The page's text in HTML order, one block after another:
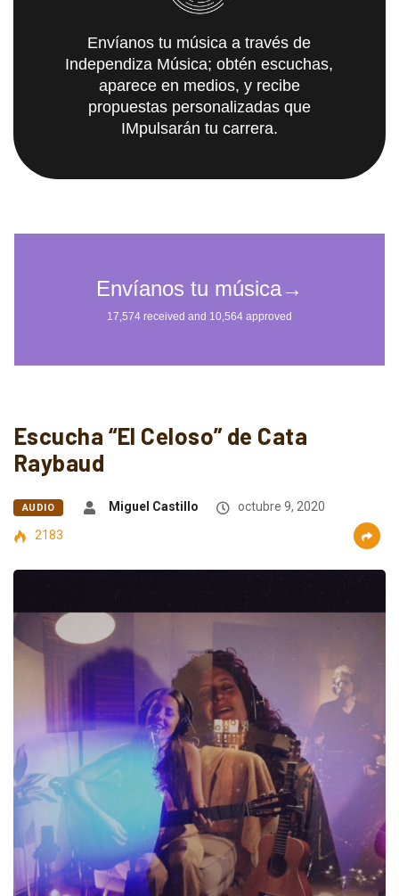
Envíanos tu música a través de
Independiza Música; obtén escuchas,
aparece en medios, y recibe
propuestas personalizadas que
IMpulsarán tu carrera.
Escucha “El Celoso” de Cata
Raybaud
AUDIO Miguel Castillo
octubre 9, 2020
2183